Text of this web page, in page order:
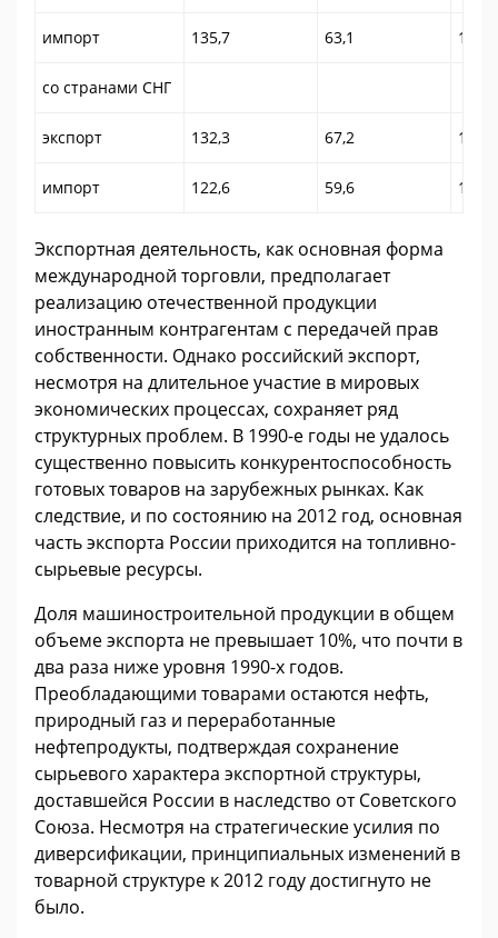
импорт 135,7 63,1 135,7
со странами СНГ
экспорт 132,3 67,2 127,5
импорт 122,6 59,6 144,9
Экспортная деятельность, как основная форма
международной торговли, предполагает
реализацию отечественной продукции
иностранным контрагентам с передачей прав
собственности. Однако российский экспорт,
несмотря на длительное участие в мировых
экономических процессах, сохраняет ряд
структурных проблем. В 1990-е годы не удалось
существенно повысить конкурентоспособность
готовых товаров на зарубежных рынках. Как
следствие, и по состоянию на 2012 год, основная
часть экспорта России приходится на топливно-
сырьевые ресурсы.
Доля машиностроительной продукции в общем
объеме экспорта не превышает 10%, что почти в
два раза ниже уровня 1990-х годов.
Преобладающими товарами остаются нефть,
природный газ и переработанные
нефтепродукты, подтверждая сохранение
сырьевого характера экспортной структуры,
доставшейся России в наследство от Советского
Союза. Несмотря на стратегические усилия по
диверсификации, принципиальных изменений в
товарной структуре к 2012 году достигнуто не
было.